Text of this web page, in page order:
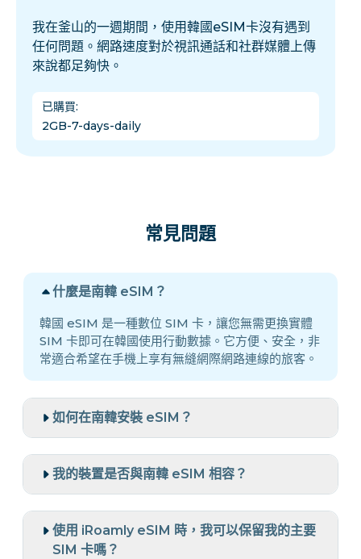
我在釜山的一週期間，使用韓國eSIM卡沒有遇到
任何問題。網路速度對於視訊通話和社群媒體上傳
來說都足夠快。
已購買:
2GB-7-days-daily
常見問題
什麼是南韓 eSIM？
韓國 eSIM 是一種數位 SIM 卡，讓您無需更換實體
SIM 卡即可在韓國使用行動數據。它方便、安全，非
常適合希望在手機上享有無縫網際網路連線的旅客。
如何在南韓安裝 eSIM？
我的裝置是否與南韓 eSIM 相容？
使用 iRoamly eSIM 時，我可以保留我的主要
SIM 卡嗎？